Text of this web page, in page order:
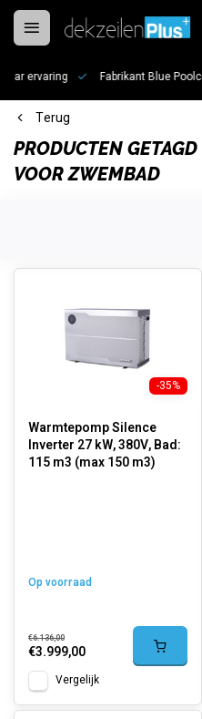
jaar ervaring Fabrikant Blue
Terug
PRODUCTEN
VOOR ZWEMBAD
-35%
Warmtepomp Silence
Inverter 27 kW, 380V, Bad:
115 m3 (max 150 m3)
Op voorraad
€6.136,00
€3.999,00
Vergelijk